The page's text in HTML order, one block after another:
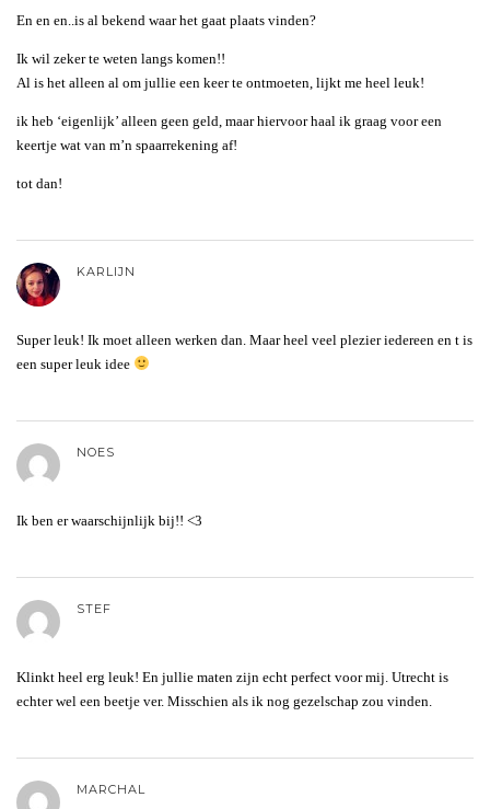
En en en..is al bekend waar het gaat plaats vinden?
Ik wil zeker te weten langs komen!!
Al is het alleen al om jullie een keer te ontmoeten, lijkt me heel leuk!
ik heb ‘eigenlijk’ alleen geen geld, maar hiervoor haal ik graag voor een
keertje wat van m’n spaarrekening af!
tot dan!
KARLIJN
Super leuk! Ik moet alleen werken dan. Maar heel veel plezier iedereen en t is
een super leuk idee
NOES
Ik ben er waarschijnlijk bij!! <3
STEF
Klinkt heel erg leuk! En jullie maten zijn echt perfect voor mij. Utrecht is
echter wel een beetje ver. Misschien als ik nog gezelschap zou vinden.
MARCHAL